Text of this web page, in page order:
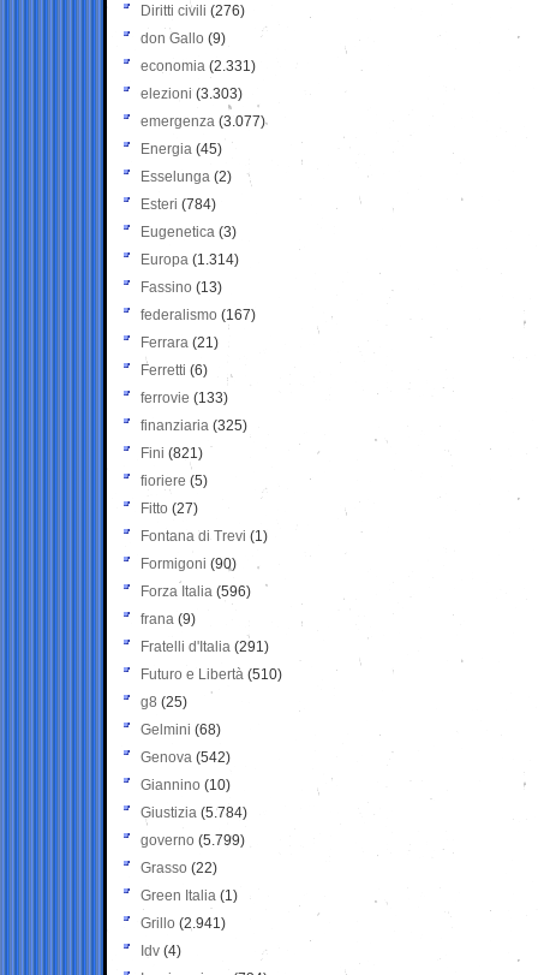
Diritti civili (276)
don Gallo (9)
economia (2.331)
elezioni (3.303)
emergenza (3.077)
Energia (45)
Esselunga (2)
Esteri (784)
Eugenetica (3)
Europa (1.314)
Fassino (13)
federalismo (167)
Ferrara (21)
Ferretti (6)
ferrovie (133)
finanziaria (325)
Fini (821)
fioriere (5)
Fitto (27)
Fontana di Trevi (1)
Formigoni (90)
Forza Italia (596)
frana (9)
Fratelli d'Italia (291)
Futuro e Libertà (510)
g8 (25)
Gelmini (68)
Genova (542)
Giannino (10)
Giustizia (5.784)
governo (5.799)
Grasso (22)
Green Italia (1)
Grillo (2.941)
Idv (4)